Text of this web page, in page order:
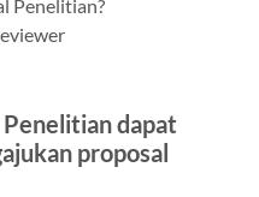
Penelitian?
dapat
proposal